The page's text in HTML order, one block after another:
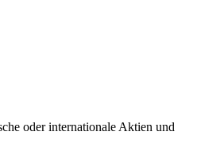
oder internationale Aktien und